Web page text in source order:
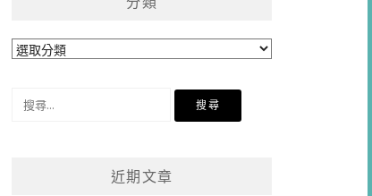
分
近期文章